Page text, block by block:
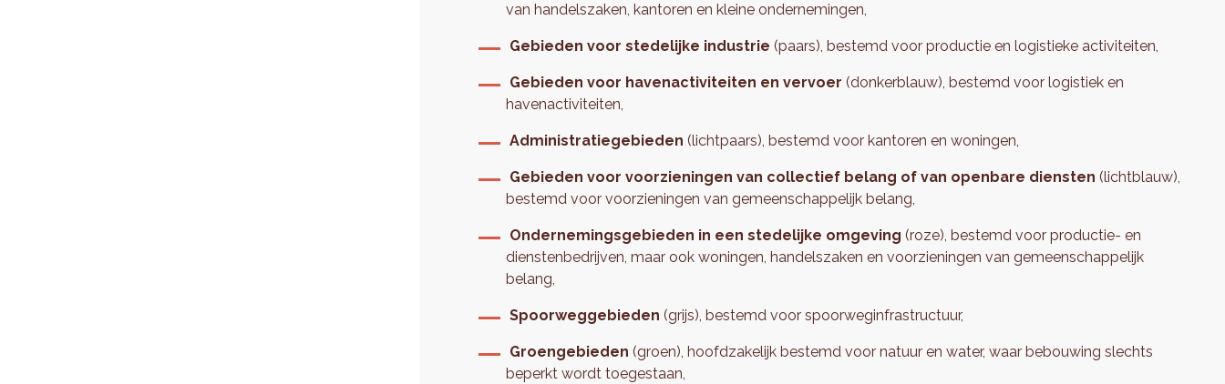
van handelszaken, kantoren en kleine ondernemingen,
Gebieden voor stedelijke industrie (paars), bestemd voor productie en logistieke activiteiten,
Gebieden voor havenactiviteiten en vervoer (donkerblauw), bestemd voor logistiek en
havenactiviteiten,
Administratiegebieden(lichtpaars), bestemd voor kantoren en woningen,
Gebieden voor voorzieningen van collectief belang of van openbare diensten (lichtblauw),
bestemd voor voorzieningen van gemeenschappelijk belang,
Ondernemingsgebieden in een stedelijke omgeving (roze), bestemd voor productie- en
dienstenbedrijven, maar ook woningen, handelszaken en voorzieningen van gemeenschappelijk
belang,
Spoorweggebieden (grijs), bestemd voor spoorweginfrastructuur,
Groengebieden (groen), hoofdzakelijk bestemd voor natuur en water, waar bebouwing slechts
beperkt wordt toegestaan,